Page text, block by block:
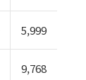
5,999
9,768